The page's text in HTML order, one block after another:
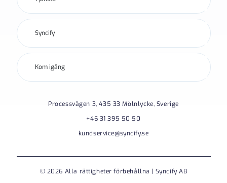
Syncify
Kom igång
Processvägen 3, 435 33 Mölnlycke, Sverige
+46 31 395 50 50
kundservice@syncify.se
© 2026 Alla rättigheter förbehållna | Syncify AB